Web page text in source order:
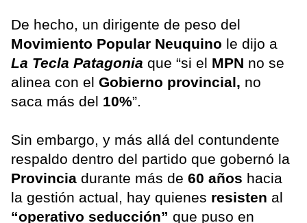
De hecho, un dirigente de peso del
Movimiento Popular Neuquino le dijo a
La Tecla Patagonia que “si el MPN no se
alinea con el Gobierno provincial, no
saca más del 10%”.
Sin embargo, y más allá del contundente
respaldo dentro del partido que gobernó la
Provincia durante más de 60 años hacia
la gestión actual, hay quienes resisten al
“operativo seducción” que puso en